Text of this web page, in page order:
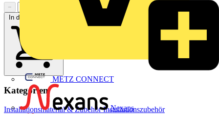
METZ CONNECT
Nexans
−
In den Warenkorb
Kategorien
Installationsmaterial & ZubehörInstallationszubehör